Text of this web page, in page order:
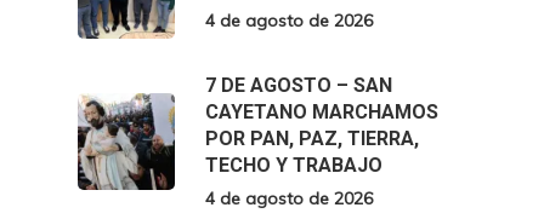
4 de agosto de 2026
7 DE AGOSTO – SAN
CAYETANO MARCHAMOS
POR PAN, PAZ, TIERRA,
TECHO Y TRABAJO
4 de agosto de 2026